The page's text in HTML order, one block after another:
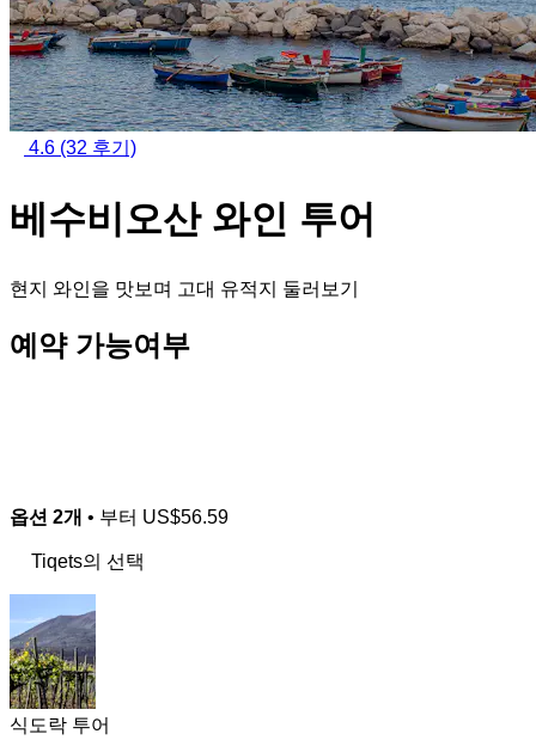
4.6 (32 후기)
베수비오산 와인 투어
현지 와인을 맛보며 고대 유적지 둘러보기
예약 가능여부
옵션 2개 • 부터 US$56.59
Tiqets의 선택
식도락 투어